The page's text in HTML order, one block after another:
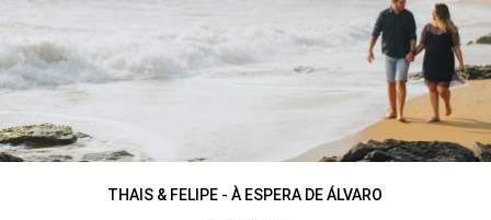
THAIS & FELIPE - À ESPERA DE ÁLVARO